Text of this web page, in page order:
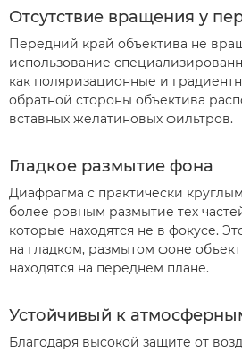
Отсутствие вращения у
Передний край объектива не
использование
как поляризационные и
обратной стороны объектива
вставных желатиновых фильтров.
Гладкое размытие фона
Диафрагма с практически
более ровным размытие тех
которые находятся не в фокусе.
на гладком, размытом фоне
находятся на переднем плане.
Устойчивый к
Благодаря высокой защите от